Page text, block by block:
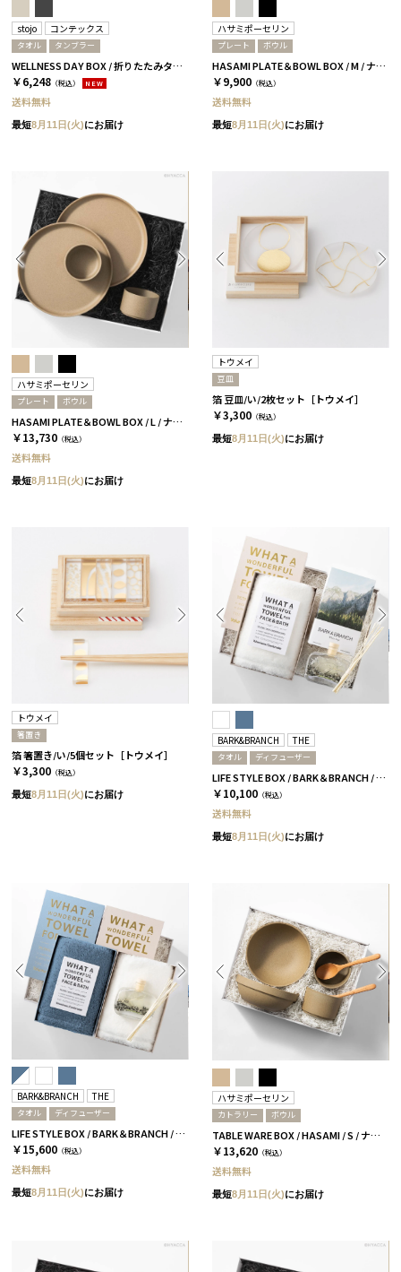
stojo コンテックス
タオル タンブラー
WELLNESS DAY BOX / 折りたたみタンブラー+タオル / ペール
￥6,248 （税込） NEW
送料無料
最短8月11日(火)にお届け
ハサミポーセリン
プレート ボウル
HASAMI PLATE＆BOWL BOX / M / ナチュラル［ハサミポーセリン］
￥9,900 （税込）
送料無料
最短8月11日(火)にお届け
ハサミポーセリン
プレート ボウル
HASAMI PLATE＆BOWL BOX / L / ナチュラル［ハサミポーセリン］
￥13,730 （税込）
送料無料
最短8月11日(火)にお届け
トウメイ
豆皿
箔 豆皿/い/2枚セット［トウメイ］
￥3,300 （税込）
最短8月11日(火)にお届け
トウメイ
箸置き
箔 箸置き/い/5個セット［トウメイ］
￥3,300 （税込）
最短8月11日(火)にお届け
BARK&BRANCH THE
タオル ディフューザー
LIFE STYLE BOX / BARK＆BRANCH / ホワイト
￥10,100 （税込）
送料無料
最短8月11日(火)にお届け
BARK&BRANCH THE
タオル ディフューザー
LIFE STYLE BOX / BARK＆BRANCH / DUO / ブルー＆ホワイト
￥15,600 （税込）
送料無料
最短8月11日(火)にお届け
ハサミポーセリン
カトラリー ボウル
TABLE WARE BOX / HASAMI / S / ナチュラル［ハサミポーセリン］
￥13,620 （税込）
送料無料
最短8月11日(火)にお届け